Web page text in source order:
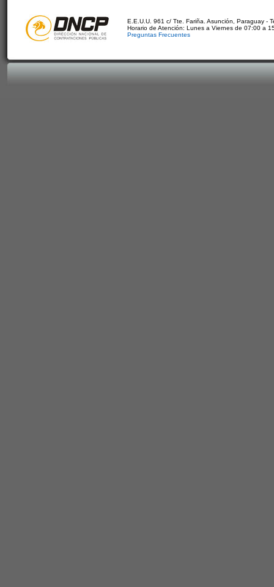
E.E.U.U. 961 c/ Tte. Fariña. Asunción, Paraguay -
Horario de Atención: Lunes a Viernes de 07:00 a
Preguntas Frecuentes